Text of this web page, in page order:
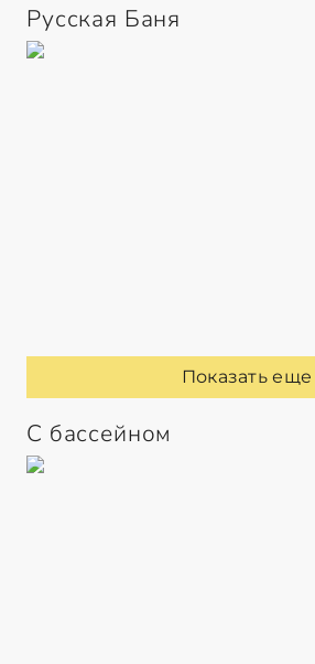
Русская Баня
Показать еще
С бассейном